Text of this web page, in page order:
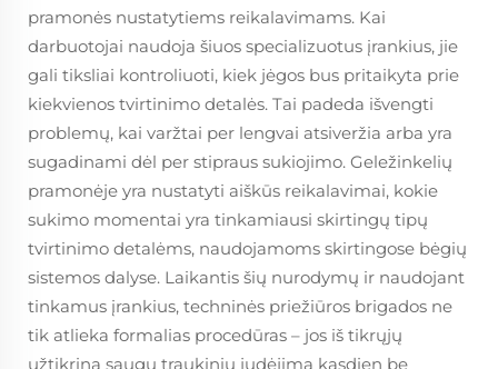
pramonės nustatytiems reikalavimams. Kai
darbuotojai naudoja šiuos specializuotus įrankius, jie
gali tiksliai kontroliuoti, kiek jėgos bus pritaikyta prie
kiekvienos tvirtinimo detalės. Tai padeda išvengti
problemų, kai varžtai per lengvai atsiveržia arba yra
sugadinami dėl per stipraus sukiojimo. Geležinkelių
pramonėje yra nustatyti aiškūs reikalavimai, kokie
sukimo momentai yra tinkamiausi skirtingų tipų
tvirtinimo detalėms, naudojamoms skirtingose bėgių
sistemos dalyse. Laikantis šių nurodymų ir naudojant
tinkamus įrankius, techninės priežiūros brigados ne
tik atlieka formalias procedūras – jos iš tikrųjų
užtikrina saugų traukinių judėjimą kasdien be